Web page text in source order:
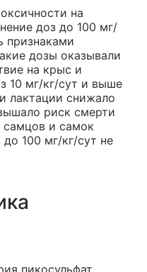
на
доз до 100 мг/
признаками
дозы оказывали
на крыс и
10 мг/кг/сут и выше
лактации снижало
риск смерти
самцов и самок
100 мг/кг/сут не